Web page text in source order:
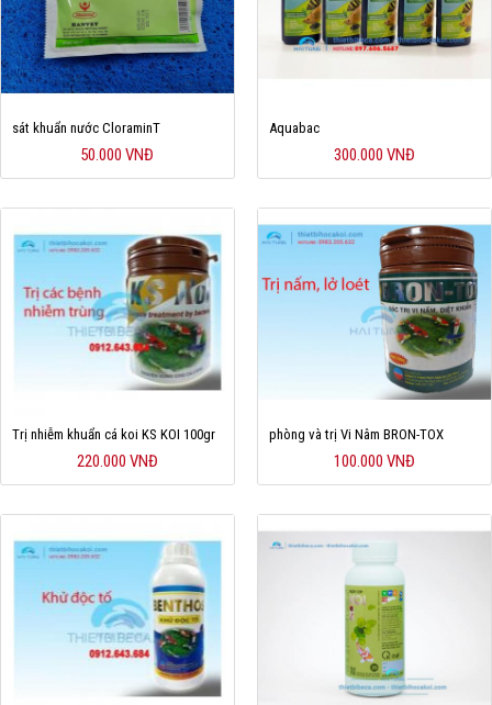
sát khuẩn nước CloraminT
50.000 VNĐ
Aquabac
300.000 VNĐ
Trị nhiễm khuẩn cá koi KS KOI 100gr
220.000 VNĐ
phòng và trị Vi Nâm BRON-TOX
100.000 VNĐ